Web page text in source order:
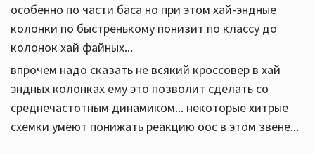
особенно по части баса но при этом хай-эндные
колонки по быстренькому понизит по классу до
колонок хай файных...
впрочем надо сказать не всякий кроссовер в хай
эндных колонках ему это позволит сделать со
среднечастотным динамиком... некоторые хитрые
схемки умеют понижать реакцию оос в этом звене...